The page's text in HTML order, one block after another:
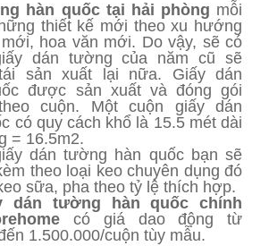
hàn quốc tại hải phòng mỗi
thiết kế mới theo xu hướng
hoa văn mới. Do vậy, sẽ có
dán tường của năm cũ sẽ
sản xuất lại nữa. Giấy dán
được sản xuất và đóng gói
cuộn. Một cuộn giấy dán
có quy cách khổ là 15.5 mét dài
= 16.5m2.
dán tường hàn quốc bạn sẽ
theo loại keo chuyên dụng đó
sữa, pha theo tỷ lệ thích hợp.
dán tường hàn quốc chính
có giá dao động từ
1.500.000/cuộn tùy mẫu.